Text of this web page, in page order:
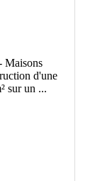
Maisons
d'une
sur un ...